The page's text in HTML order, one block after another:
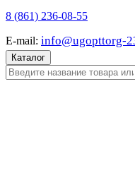
8 (861) 236-08-55
E-mail: info@ugopttorg-
Каталог